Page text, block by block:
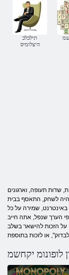
תילכלכ
היצלומיס
שדות תעופה, וארגונים
היה לשחק, התאסף בבית
שמירה על כל
הערך שנפל, אתה חייב
על הזכות להישאר בשלב
לופונומ יקחשמ